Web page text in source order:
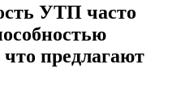
УТП часто
что предлагают